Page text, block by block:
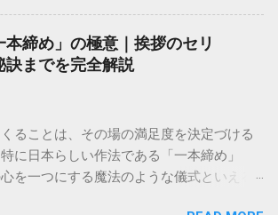
イメージが強いかもしれませんが、個人
も非常に充実しています。大切なのは、
な連絡先を選ぶことです。この記事で
から営業所への電話連絡、再配達の依頼
方でも迷わずに解決できる方法を詳しく
トワークを持つ大手運送会社です。特に
、そして企業間の輸送において圧倒的な
個人で利用する場合、他の宅配業者と少し
締め」の極意｜挨拶のセリ
訣までを完全解説
ることは、その場の満足度を決定づける
に日本らしい作法である「一本締め」
を一つにする魔法のような儀式といえる